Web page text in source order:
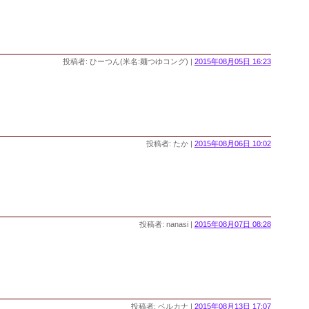
投稿者: ひーつん(米名:麺つゆコング) | 2015年08月05日 16:23
投稿者: たか | 2015年08月06日 10:02
投稿者: nanasi | 2015年08月07日 08:28
投稿者: ベルカナ | 2015年08月13日 17:07